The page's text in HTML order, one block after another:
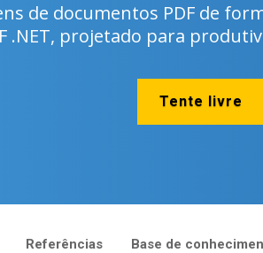
de documentos PDF de
.NET, projetado para
Tente livre
Referências Base de